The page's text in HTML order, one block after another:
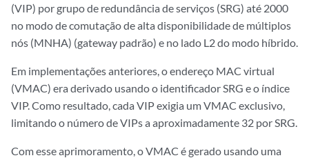
(VIP) por grupo de redundância de serviços (SRG) até 2000
no modo de comutação de alta disponibilidade de múltiplos
nós (MNHA) (gateway padrão) e no lado L2 do modo híbrido.
Em implementações anteriores, o endereço MAC virtual
(VMAC) era derivado usando o identificador SRG e o índice
VIP. Como resultado, cada VIP exigia um VMAC exclusivo,
limitando o número de VIPs a aproximadamente 32 por SRG.
Com esse aprimoramento, o VMAC é gerado usando uma